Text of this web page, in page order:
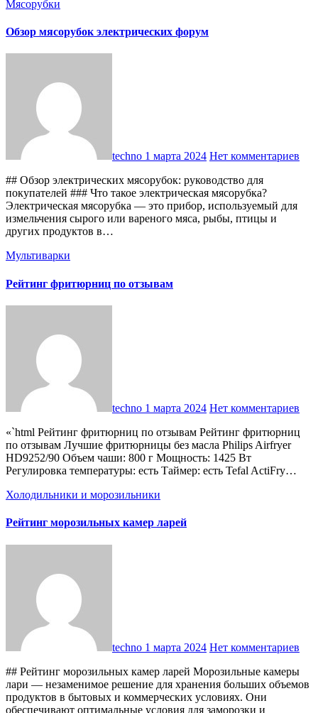
Мясорубки
Обзор мясорубок электрических форум
techno 1 марта 2024 Нет комментариев
## Обзор электрических мясорубок: руководство для
покупателей ### Что такое электрическая мясорубка?
Электрическая мясорубка — это прибор, используемый для
измельчения сырого или вареного мяса, рыбы, птицы и
других продуктов в…
Мультиварки
Рейтинг фритюрниц по отзывам
techno 1 марта 2024 Нет комментариев
«`html Рейтинг фритюрниц по отзывам Рейтинг фритюрниц
по отзывам Лучшие фритюрницы без масла Philips Airfryer
HD9252/90 Объем чаши: 800 г Мощность: 1425 Вт
Регулировка температуры: есть Таймер: есть Tefal ActiFry…
Холодильники и морозильники
Рейтинг морозильных камер ларей
techno 1 марта 2024 Нет комментариев
## Рейтинг морозильных камер ларей Морозильные камеры
лари — незаменимое решение для хранения больших объемов
продуктов в бытовых и коммерческих условиях. Они
обеспечивают оптимальные условия для заморозки и